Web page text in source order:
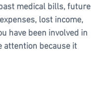
medical bills, future
lost income,
have been involved in
attention because it